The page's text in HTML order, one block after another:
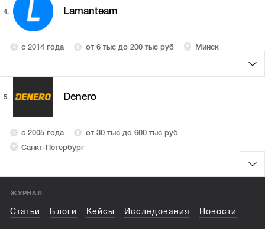
4. Lamanteam
с 2014 года от 6 тыс до 200 тыс руб Минск
5. Denero
с 2005 года
от 30 тыс до 600 тыс руб
Санкт-Петербург
ЖУРНАЛ
Статьи Блоги Кейсы Исследования Новости